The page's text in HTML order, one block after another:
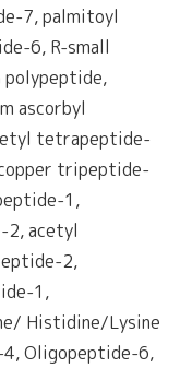
7, palmitoyl
6, R-small
polypeptide,
ascorbyl
tetrapeptide-
tripeptide-
1,
2, acetyl
2,
1,
Histidine/Lysine
4, Oligopeptide-6,